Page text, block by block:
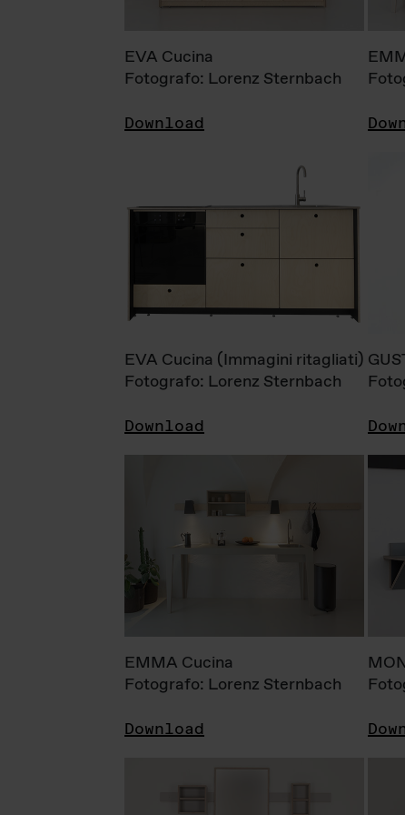
EVA Cucina
Fotografo: Lorenz Sternbach
Download
EVA Cucina (Immagini ritagliati)
Fotografo: Lorenz Sternbach
Download
EMMA Cucina
Fotografo: Lorenz Sternbach
Download